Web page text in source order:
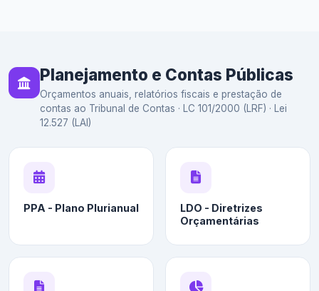
Planejamento e Contas Públicas
Orçamentos anuais, relatórios fiscais e prestação de
contas ao Tribunal de Contas · LC 101/2000 (LRF) · Lei
12.527 (LAI)
PPA - Plano Plurianual
LDO - Diretrizes
Orçamentárias